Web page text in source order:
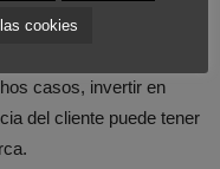
puede convertirse en
casos, invertir en
del cliente puede tener
cookies